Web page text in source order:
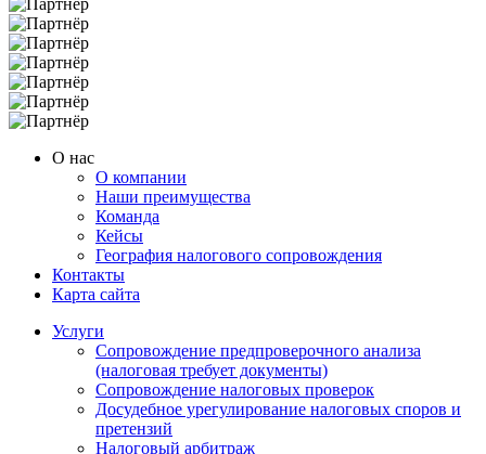
О нас
О компании
Наши преимущества
Команда
Кейсы
География налогового сопровождения
Контакты
Карта сайта
Услуги
Сопровождение предпроверочного анализа
(налоговая требует документы)
Сопровождение налоговых проверок
Досудебное урегулирование налоговых споров и
претензий
Налоговый арбитраж